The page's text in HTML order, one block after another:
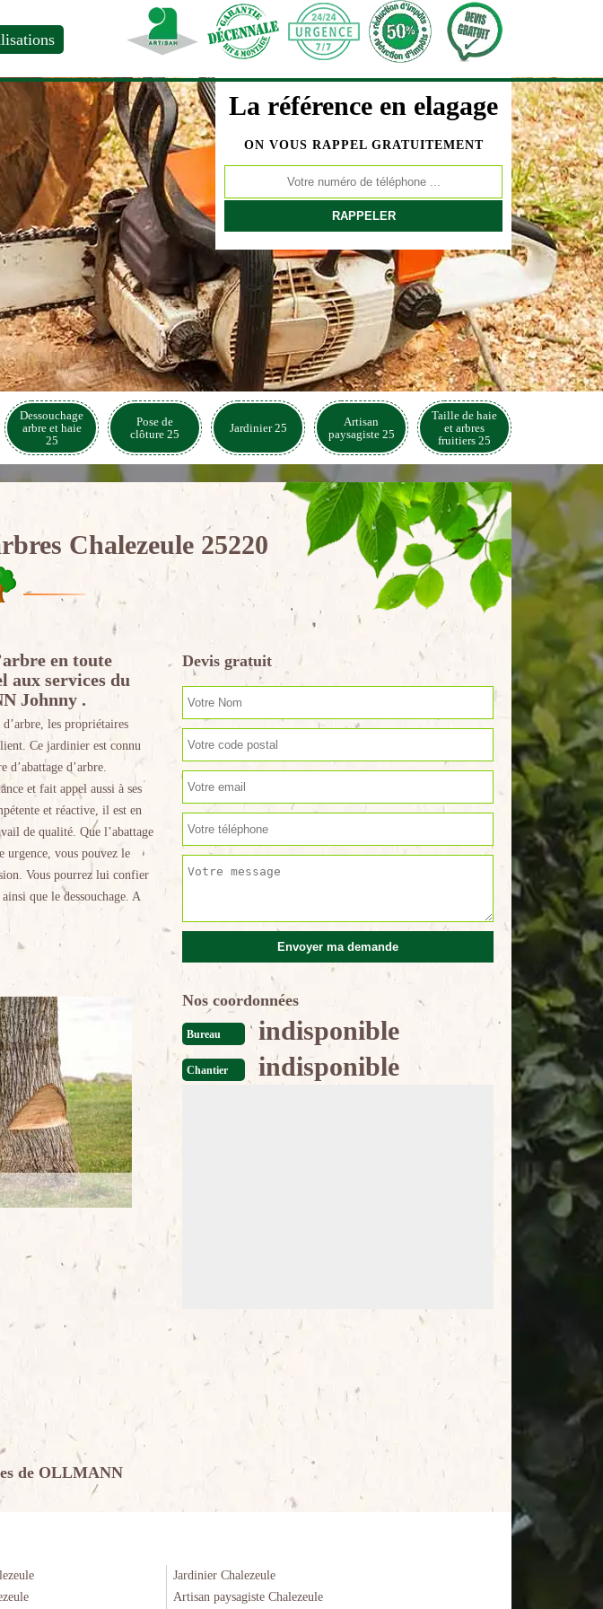
La référence en elagage
ON VOUS RAPPEL GRATUITEMENT
Dessouchage
arbre et haie
25
Pose de
clôture 25
Jardinier 25
Artisan
paysagiste 25
Taille de haie
et arbres
fruitiers 25
Chalezeule 25220
en toute
aux services du
Johnny .
les propriétaires
Ce jardinier est connu
d’abattage d’arbre.
et fait appel aussi à ses
et réactive, il est en
de qualité. Que l’abattage
urgence, vous pouvez le
Vous pourrez lui confier
que le dessouchage. A
de OLLMANN
Devis gratuit
Nos coordonnées
Bureau indisponible
Chantier indisponible
Jardinier Chalezeule
Artisan paysagiste Chalezeule